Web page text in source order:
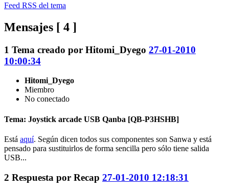
Feed RSS del tema
Mensajes [ 4 ]
1 Tema creado por Hitomi_Dyego 27-01-2010
10:00:34
Hitomi_Dyego
Miembro
No conectado
Tema: Joystick arcade USB Qanba [QB-P3HSHB]
Está aquí. Según dicen todos sus componentes son Sanwa y está
pensado para sustituirlos de forma sencilla pero sólo tiene salida
USB...
2 Respuesta por Recap 27-01-2010 12:18:31